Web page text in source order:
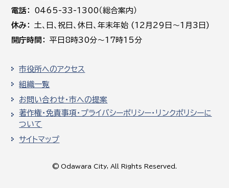
電話
0465-33-1300（総合案内）
休み
土､日､祝日、休日、年末年始 (12月29日～1月3日)
開庁時間
平日8時30分～17時15分
市役所へのアクセス
組織一覧
お問い合わせ・市への提案
著作権・免責事項・プライバシーポリシー・リンクポリシーに
ついて
サイトマップ
© Odawara City, All Rights Reserved.